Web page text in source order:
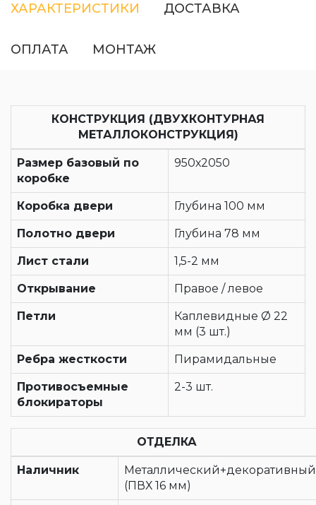
ХАРАКТЕРИСТИКИ ДОСТАВКА
ОПЛАТА МОНТАЖ
КОНСТРУКЦИЯ (ДВУХКОНТУРНАЯ
МЕТАЛЛОКОНСТРУКЦИЯ)
Размер базовый по
коробке
950х2050
Коробка двери Глубина 100 мм
Полотно двери Глубина 78 мм
Лист стали 1,5-2 мм
Открывание Правое / левое
Петли
Каплевидные Ø 22
мм (3 шт.)
Ребра жесткости Пирамидальные
Противосъемные
блокираторы
2-3 шт.
ОТДЕЛКА
Наличник
Металлический+декоративный
(ПВХ 16 мм)